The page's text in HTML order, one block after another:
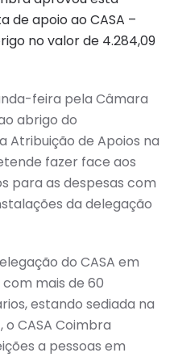
de apoio ao CASA –
no valor de 4.284,09
feira pela Câmara
abrigo do
Atribuição de Apoios na
fazer face aos
para as despesas com
da delegação
do CASA em
mais de 60
estando sediada na
o CASA Coimbra
a pessoas em